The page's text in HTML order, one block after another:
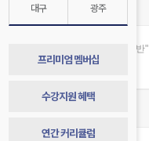
대구 광주
프리미엄 멤버십
수강지원 혜택
연간 커리큘럼
종합반 스토리
합격 절대공식, “합격=종합반"
종합반 1년 발자취 기록